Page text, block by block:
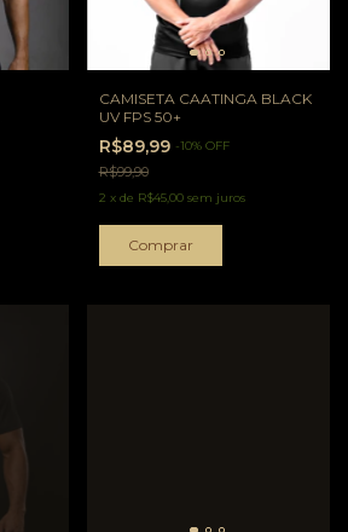
CAMISETA CAATINGA BLACK
UV FPS 50+
R$89,99 -10% OFF
R$99,90
2 x de R$45,00 sem juros
Comprar